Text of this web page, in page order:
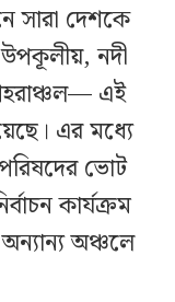
সারা দেশকে
উপকূলীয়, নদী
এই
এর মধ্যে
ভোট
কার্যক্রম
অঞ্চলে